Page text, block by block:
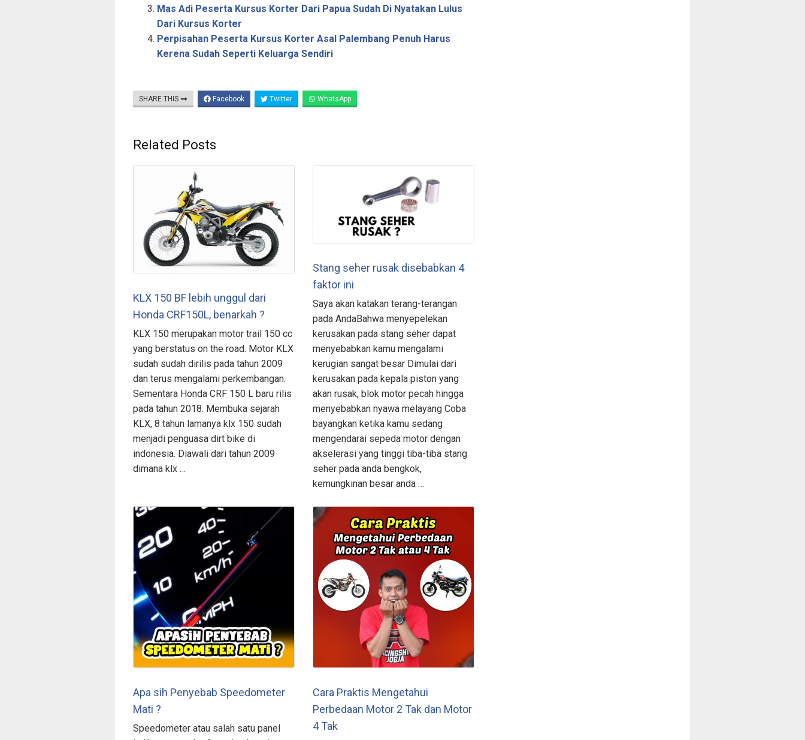
Mas Adi Peserta Kursus Korter Dari Papua Sudah Di Nyatakan Lulus
Dari Kursus Korter
Perpisahan Peserta Kursus Korter Asal Palembang Penuh Harus
Kerena Sudah Seperti Keluarga Sendiri
SHARE THIS Facebook Twitter WhatsApp
Related Posts
KLX 150 BF lebih unggul dari
Honda CRF150L, benarkah ?
KLX 150 merupakan motor trail 150 cc
yang berstatus on the road. Motor KLX
sudah sudah dirilis pada tahun 2009
dan terus mengalami perkembangan.
Sementara Honda CRF 150 L baru rilis
pada tahun 2018. Membuka sejarah
KLX, 8 tahun lamanya klx 150 sudah
menjadi penguasa dirt bike di
indonesia. Diawali dari tahun 2009
dimana klx …
Stang seher rusak disebabkan 4
faktor ini
Saya akan katakan terang-terangan
pada AndaBahwa menyepelekan
kerusakan pada stang seher dapat
menyebabkan kamu mengalami
kerugian sangat besar Dimulai dari
kerusakan pada kepala piston yang
akan rusak, blok motor pecah hingga
menyebabkan nyawa melayang Coba
bayangkan ketika kamu sedang
mengendarai sepeda motor dengan
akselerasi yang tinggi tiba-tiba stang
seher pada anda bengkok,
kemungkinan besar anda …
Apa sih Penyebab Speedometer
Mati ?
Speedometer atau salah satu panel
Cara Praktis Mengetahui
Perbedaan Motor 2 Tak dan Motor
4 Tak